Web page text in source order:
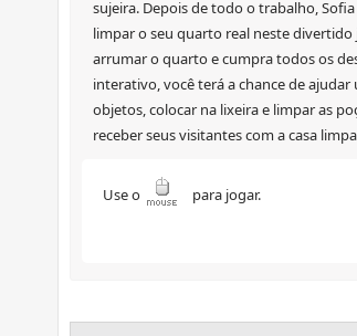
sujeira. Depois de todo o trabalho,
limpar o seu quarto real neste
arrumar o quarto e cumpra todos os
interativo, você terá a chance de
objetos, colocar na lixeira e limpar as
receber seus visitantes com a casa
Use o para jogar.